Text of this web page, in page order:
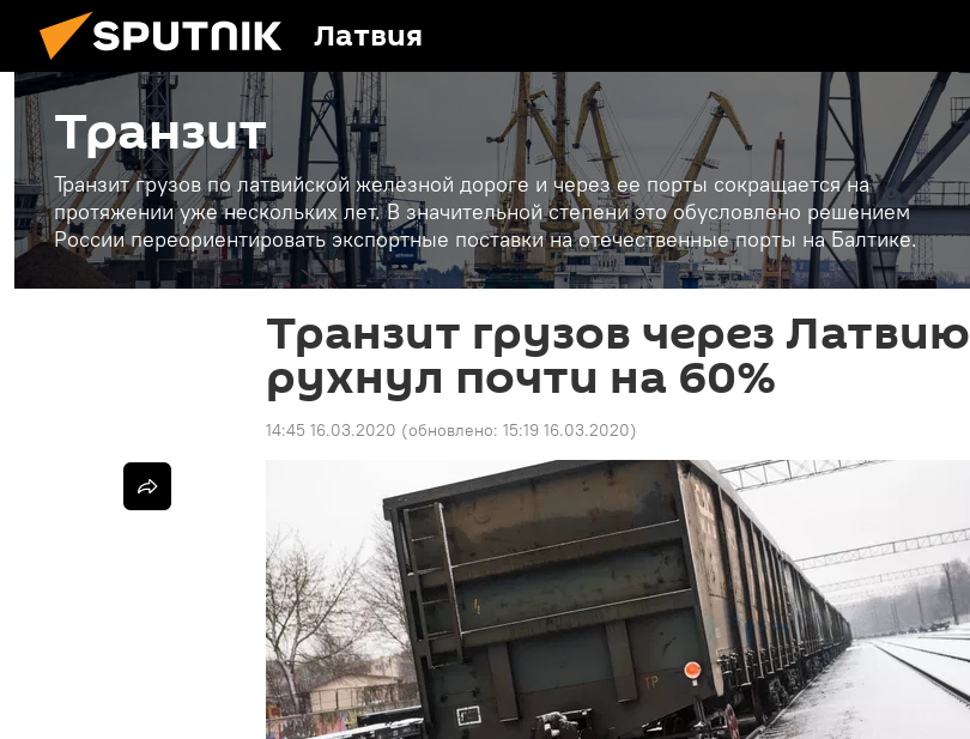
Латвия
Транзит
Транзит грузов по латвийской железной дороге и через ее порты сокращается на
протяжении уже нескольких лет. В значительной степени это обусловлено решением
России переориентировать экспортные поставки на отечественные порты на Балтике.
Транзит грузов через Латвию
рухнул почти на 60%
14:45 16.03.2020 (обновлено: 15:19 16.03.2020)